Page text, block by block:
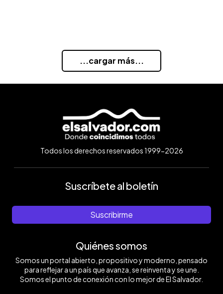
...cargar más...
Todos los derechos reservados 1999-2026
Suscríbete al boletín
Suscribirme
Quiénes somos
Somos un portal abierto, propositivo y moderno, pensado
para reflejar a un país que avanza, se reinventa y se une.
Somos el punto de conexión con lo mejor de El Salvador.